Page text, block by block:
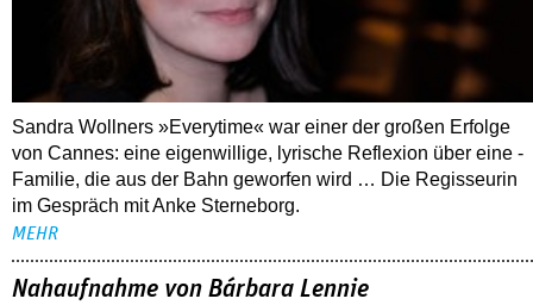
Sandra Wollners »Everytime« war einer der großen Erfolge
von Cannes: eine eigenwillige, lyrische Reflexion über eine ­
Familie, die aus der Bahn geworfen wird … Die Regisseurin
im Gespräch mit Anke Sterneborg.
MEHR
Nahaufnahme von Bárbara Lennie